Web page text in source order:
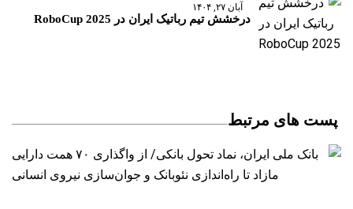
آبان ۲۷, ۱۴۰۴
درخشش تیم رباتیک ایران در RoboCup 2025
پست های مرتبط